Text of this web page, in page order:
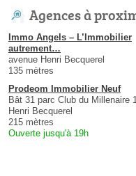
Agences à
Immo Angels – L’Immobilier
autrement…
avenue Henri Becquerel
135 mètres
Prodeom Immobilier Neuf
Bât 31 parc Club du Millenaire
Henri Becquerel
215 mètres
Ouverte jusqu'à 19h